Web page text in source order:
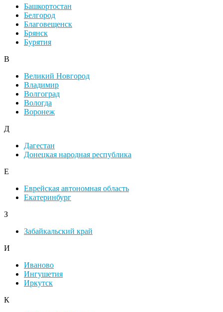
Башкортостан
Белгород
Благовещенск
Брянск
Бурятия
В
Великий Новгород
Владимир
Волгоград
Вологда
Воронеж
Д
Дагестан
Донецкая народная республика
Е
Еврейская автономная область
Екатеринбург
З
Забайкальский край
И
Иваново
Ингушетия
Иркутск
К